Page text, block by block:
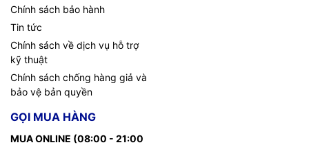
Chính sách bảo hành
Tin tức
Chính sách về dịch vụ hỗ trợ
kỹ thuật
Chính sách chống hàng giả và
bảo vệ bản quyền
GỌI MUA HÀNG
MUA ONLINE (08:00 - 21:00